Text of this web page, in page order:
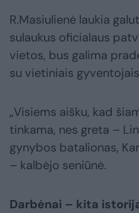
R.Masiulienė laukia
sulaukus oficialaus
vietos, bus galima
su vietiniais
„Visiems aišku, kad
tinkama, nes greta –
gynybos batalionas,
– kalbėjo seniūnė.
Darbėnai – kita